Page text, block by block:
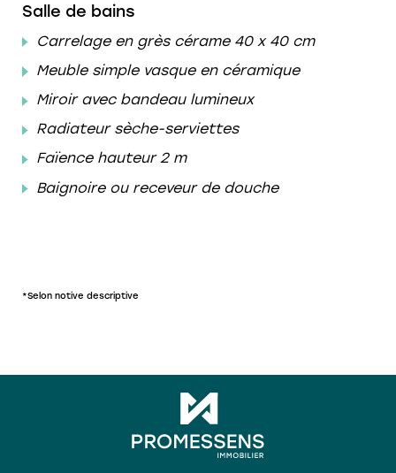
Salle de bains
Carrelage en grès cérame 40 x 40 cm
Meuble simple vasque en céramique
Miroir avec bandeau lumineux
Radiateur sèche-serviettes
Faïence hauteur 2 m
Baignoire ou receveur de douche
*Selon notive descriptive